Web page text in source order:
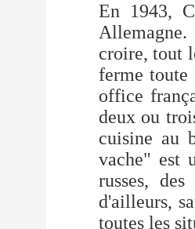
En 1943,
croire, tout
ferme
office
deux ou
cuisine au
vache" est
russes,
d'ailleurs,
toutes les